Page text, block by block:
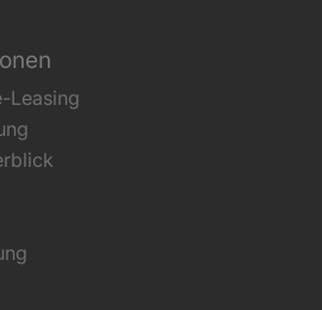
Leasing